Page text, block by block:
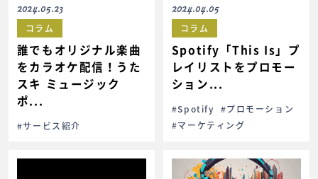
2024.05.23
コラム
誰でもオリジナル楽曲
をカラオケ配信！うた
スキ ミュージック
ポ...
#サービス紹介
2024.04.05
コラム
Spotify「This Is」プ
レイリストをプロモー
ション...
#Spotify #プロモーション
#マーケティング